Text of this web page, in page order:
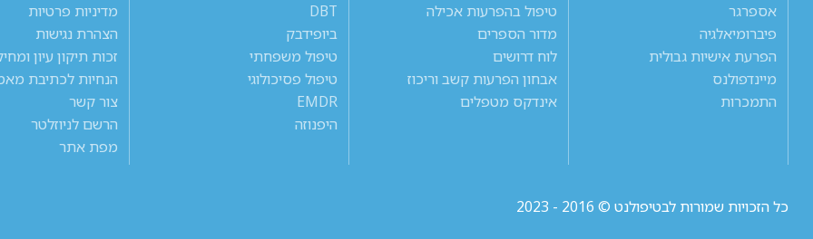
אספרגר
פיברומיאלגיה
הפרעת אישיות גבולית
מיינדפולנס
התמכרות
טיפול בהפרעות אכילה
מדור הספרים
לוח דרושים
אבחון הפרעות קשב וריכוז
אינדקס מטפלים
DBT
ביופידבק
טיפול משפחתי
טיפול פסיכולוגי
EMDR
היפנוזה
מדיניות פרטיות
הצהרת נגישות
זכות תיקון עיון
הנחיות לכתיבת
צור קשר
הרשם לניוזלטר
מפת אתר
כל הזכויות שמורות לבטיפולנט © 2016 - 2023